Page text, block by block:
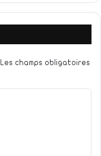
Les champs obligatoires